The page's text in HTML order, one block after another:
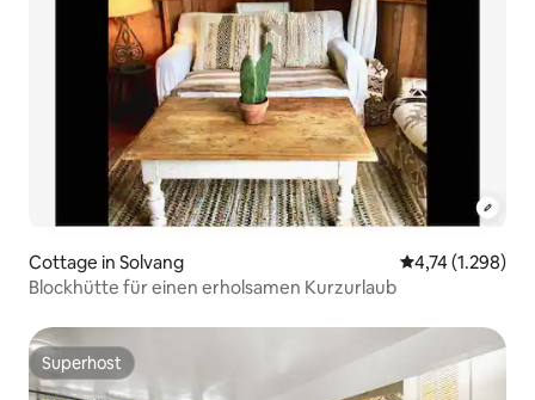
Cottage in Solvang
4,74 (1.298)
Blockhütte für einen erholsamen Kurzurlaub
Superhost
Superhost